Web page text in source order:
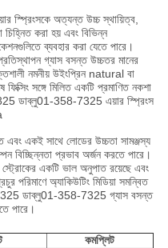
স্প্রিংসকে অত্যন্ত উচ্চ স্থায়িত্ব,
চিহ্নিত করা হয় এবং বিভিন্ন
ব্যবহার করা যেতে পারে।
গ্যাস বসন্ত উচ্চতর মানের
নমনীয় উইংপ্রিন natural বা
সঙ্গে মিলিত একটি প্রমাণিত নকশা
ডাব্লু01-358-7325 এয়ার স্প্রিংস
এবং একই সাথে লোডের উচ্চতা সামঞ্জস্য
বিচ্ছিন্নতা প্রভাব অর্জন করতে পারে।
একটি ভাল অনুপাত রয়েছে এবং
পরিমাণে অ্যাকিউটিং মিডিয়া সমন্বিত
7325 ডাব্লু01-358-7325 গ্যাস বসন্ত
পারে।
কমপ্লিট